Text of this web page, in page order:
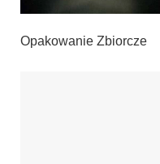
Opakowanie Zbiorcze